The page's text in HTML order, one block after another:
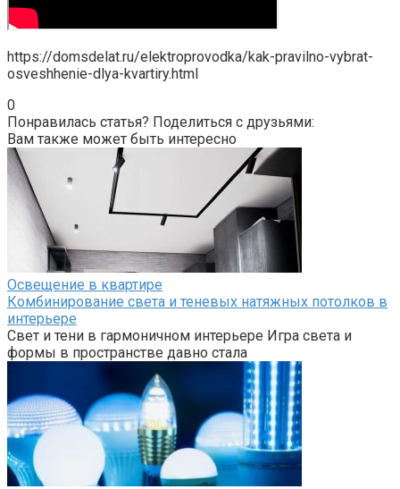
https://domsdelat.ru/elektroprovodka/kak-pravilno-vybrat-
osveshhenie-dlya-kvartiry.html
0
Понравилась статья? Поделиться с друзьями:
Вам также может быть интересно
Освещение в квартире
Комбинирование света и теневых натяжных потолков в
интерьере
Свет и тени в гармоничном интерьере Игра света и
формы в пространстве давно стала